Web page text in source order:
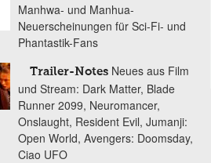
Manhwa- und Manhua-
Neuerscheinungen für Sci-Fi- und
Phantastik-Fans
Trailer-Notes Neues aus Film
und Stream: Dark Matter, Blade
Runner 2099, Neuromancer,
Onslaught, Resident Evil, Jumanji:
Open World, Avengers: Doomsday,
Ciao UFO